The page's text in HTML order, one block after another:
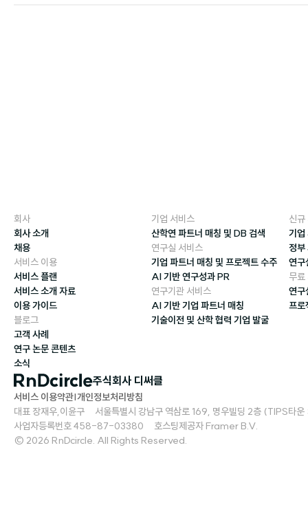
회사
회사 소개
채용
서비스 이용
서비스 플랜
서비스 소개 자료
이용 가이드
블로그
고객 사례
연구 논문 콘텐츠
소식
기업 서비스
산학연 파트너 매칭 및 DB 검색
연구실 서비스
기업 파트너 매칭 및 프로젝트 수주
AI 기반 연구성과 PR
연구기관 서비스
AI 기반 기업 파트너 매칭
기술이전 및 산학 협력 기업 발굴
신규
기업
정부
연구
무료
연구
프로
주식회사 디써클
서비스 이용약관|개인정보처리방침
대표 장재우,이윤구     서울특별시 강남구 역삼로 169, 명우빌딩 2층
사업자등록번호 458-87-03380     호스팅제공자 Framer B.V.
© 2026 RnDcircle. All Rights Reserved.